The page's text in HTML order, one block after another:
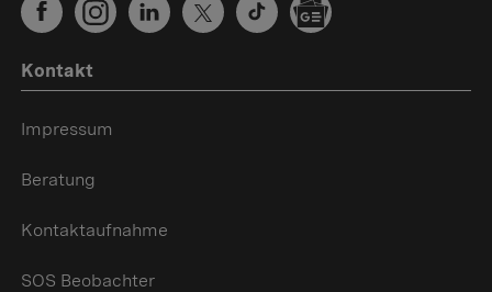
Kontakt
Impressum
Beratung
Kontaktaufnahme
SOS Beobachter